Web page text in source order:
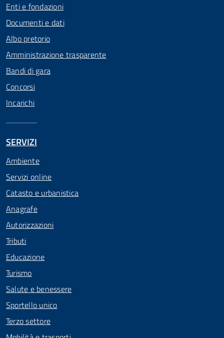
Enti e fondazioni
Documenti e dati
Albo pretorio
Amministrazione trasparente
Bandi di gara
Concorsi
Incarichi
SERVIZI
Ambiente
Servizi online
Catasto e urbanistica
Anagrafe
Autorizzazioni
Tributi
Educazione
Turismo
Salute e benessere
Sportello unico
Terzo settore